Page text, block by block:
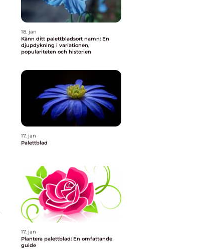
18. jan
Känn ditt palettbladsort namn: En
djupdykning i variationen,
populariteten och historien
17. jan
Palettblad
17. jan
Plantera palettblad: En omfattande
guide